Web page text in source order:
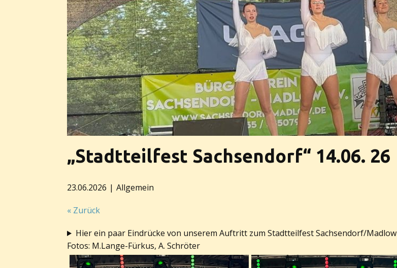
„Stadtteilfest Sachsendorf“ 14.06. 26
23.06.2026 Allgemein
« Zurück
Hier ein paar Eindrücke von unserem Auftritt zum Stadtteilfest Sachsendorf/Madlow
Fotos: M.Lange-Fürkus, A. Schröter